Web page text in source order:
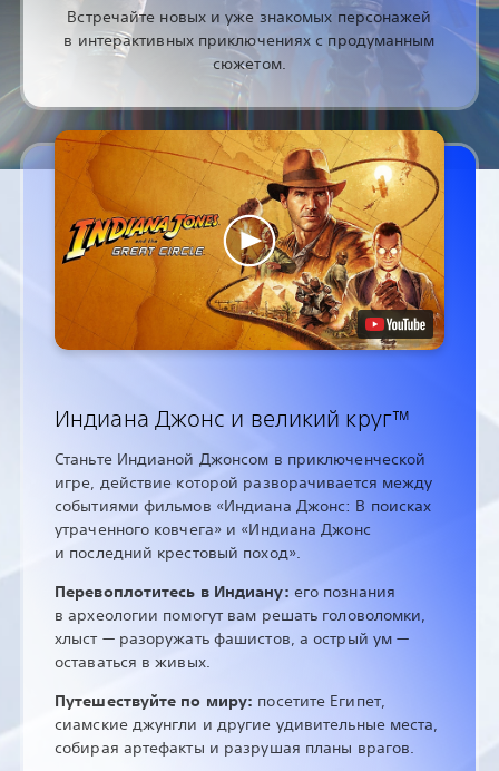
Встречайте новых и уже знакомых персонажей
в интерактивных приключениях с продуманным
сюжетом.
Индиана Джонс и великий круг™
Станьте Индианой Джонсом в приключенческой
игре, действие которой разворачивается между
событиями фильмов «Индиана Джонс: В поисках
утраченного ковчега» и «Индиана Джонс
и последний крестовый поход».
Перевоплотитесь в Индиану: его познания
в археологии помогут вам решать головоломки,
хлыст — разоружать фашистов, а острый ум —
оставаться в живых.
Путешествуйте по миру: посетите Египет,
сиамские джунгли и другие удивительные места,
собирая артефакты и разрушая планы врагов.